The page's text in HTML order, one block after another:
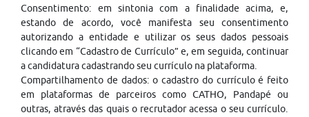
Consentimento: em sintonia com a finalidade acima, e,
estando de acordo, você manifesta seu consentimento
autorizando a entidade e utilizar os seus dados pessoais
clicando em “Cadastro de Currículo” e, em seguida, continuar
a candidatura cadastrando seu currículo na plataforma.
Compartilhamento de dados: o cadastro do currículo é feito
em plataformas de parceiros como CATHO, Pandapé ou
outras, através das quais o recrutador acessa o seu currículo.